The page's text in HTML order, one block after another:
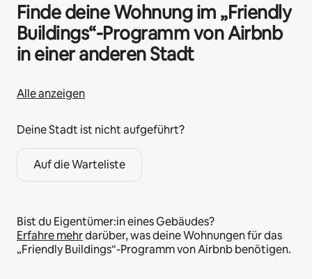
Finde deine Wohnung im „Friendly
Buildings“-Programm von Airbnb
in einer anderen Stadt
Alle anzeigen
Deine Stadt ist nicht aufgeführt?
Auf die Warteliste
Bist du Eigentümer:in eines Gebäudes?
Erfahre mehrdarüber, was deine Wohnungen für das
„Friendly Buildings“-Programm von Airbnb benötigen.